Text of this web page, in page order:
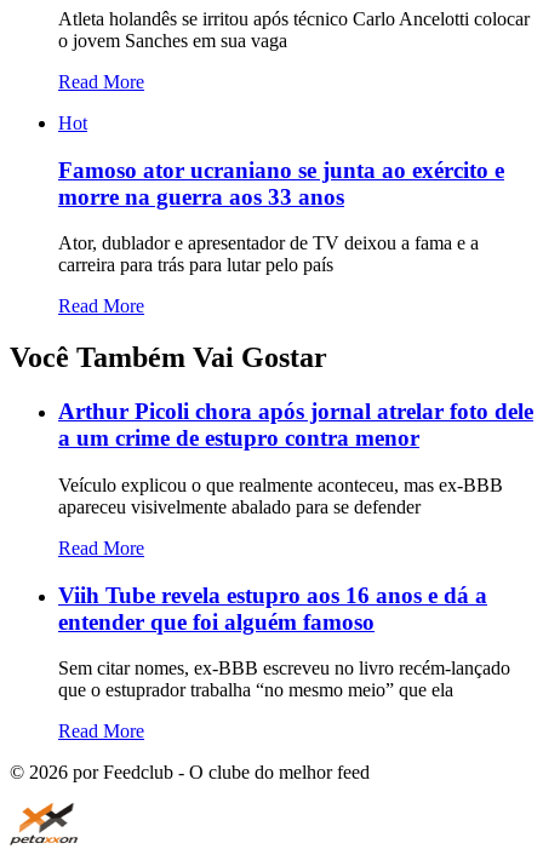
Atleta holandês se irritou após técnico Carlo Ancelotti colocar
o jovem Sanches em sua vaga
Read More
Hot
Famoso ator ucraniano se junta ao exército e
morre na guerra aos 33 anos
Ator, dublador e apresentador de TV deixou a fama e a
carreira para trás para lutar pelo país
Read More
Você Também Vai Gostar
Arthur Picoli chora após jornal atrelar foto dele
a um crime de estupro contra menor
Veículo explicou o que realmente aconteceu, mas ex-BBB
apareceu visivelmente abalado para se defender
Read More
Viih Tube revela estupro aos 16 anos e dá a
entender que foi alguém famoso
Sem citar nomes, ex-BBB escreveu no livro recém-lançado
que o estuprador trabalha “no mesmo meio” que ela
Read More
© 2026 por Feedclub - O clube do melhor feed